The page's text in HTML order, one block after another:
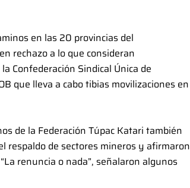
en las 20 provincias del
rechazo a lo que consideran
Confederación Sindical Única de
que lleva a cabo tibias movilizaciones en
de la Federación Túpac Katari también
respaldo de sectores mineros y afirmaron
renuncia o nada”, señalaron algunos